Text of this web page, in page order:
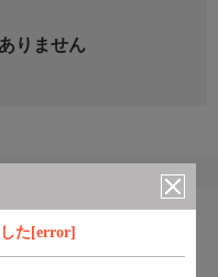
た[error]
りません